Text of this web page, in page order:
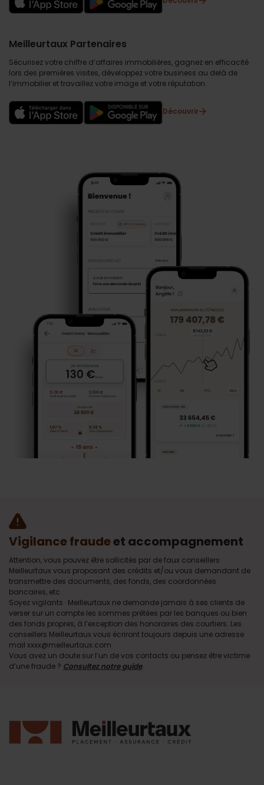
Meilleurtaux Partenaires
Sécurisez votre chiffre d’affaires immobilières, gagnez en efficacité
lors des premières visites, développez votre business au delà de
l’immobilier et travaillez votre image et votre réputation.
Découvrir
Vigilance fraudeet accompagnement
Attention, vous pouvez être sollicités par de faux conseillers
Meilleurtaux vous proposant des crédits et/ou vous demandant de
transmettre des documents, des fonds, des coordonnées
bancaires, etc.
Soyez vigilants · Meilleurtaux ne demande jamais à ses clients de
verser sur un compte les sommes prêtées par les banques ou bien
des fonds propres, à l’exception des honoraires des courtiers. Les
conseillers Meilleurtaux vous écriront toujours depuis une adresse
mail xxxx@meilleurtaux.com
Vous avez un doute sur l’un de vos contacts ou pensez être victime
d’une fraude ? Consultez notre guide.